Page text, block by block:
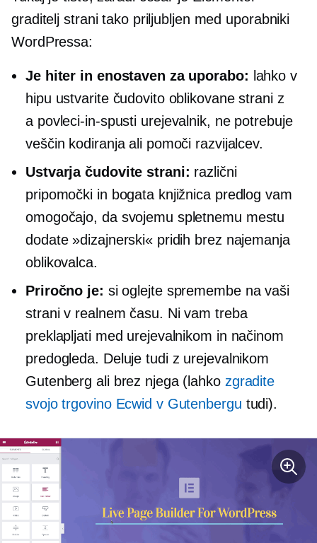
graditelj strani tako priljubljen med uporabniki
WordPressa:
Je hiter in enostaven za uporabo: lahko v
hipu ustvarite čudovito oblikovane strani z
a povleci-in-spusti urejevalnik, ne potrebuje
veščin kodiranja ali pomoči razvijalcev.
Ustvarja čudovite strani: različni
pripomočki in bogata knjižnica predlog vam
omogočajo, da svojemu spletnemu mestu
dodate »dizajnerski« pridih brez najemanja
oblikovalca.
Priročno je: si oglejte spremembe na vaši
strani v realnem času. Ni vam treba
preklapljati med urejevalnikom in načinom
predogleda. Deluje tudi z urejevalnikom
Gutenberg ali brez njega (lahko zgradite
svojo trgovino Ecwid v Gutenbergu tudi).